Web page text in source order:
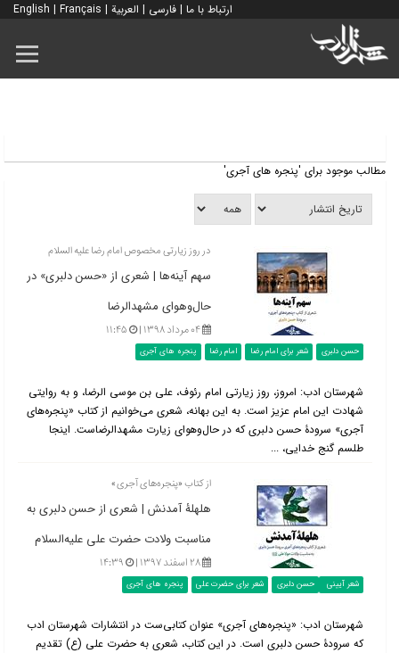
ارتباط با ما | فارسی | العربية |
English | Français
مطالب موجود برای 'پنجره های آجری'
در روز زیارتی مخصوص امام رضا علیه السلام
سهم آینه‌ها | شعری از «حسن دلبری» در
حال‌وهوای مشهدالرضا
۰۴ مرداد ۱۳۹۸ | ۱۱:۴۵
حسن دلبری شعر برای امام رضا امام رضا پنجره های آجری
شهرستان ادب: امروز، روز زیارتی امام رئوف، علی بن موسی الرضا، و به روایتی
شهادت این امام عزیز است. به این بهانه، شعری می‌خوانیم از کتاب «پنجره‌های
آجری» سرودۀ حسن دلبری که در حال‌وهوای زیارت مشهدالرضاست. اینجا
طلسم گنج خدایی، ...
از کتاب «پنجره‌های آجری»
هلهلۀ آمدنش | شعری از حسن دلبری به
مناسبت ولادت حضرت علی علیه‌السلام
۲۸ اسفند ۱۳۹۷ | ۱۴:۳۹
شعر آیینی حسن دلبری شعر برای حضرت علی پنجره های آجری
شهرستان ادب: «پنجره‌های آجری» عنوان کتابی‌ست در انتشارات شهرستان ادب
که سرودۀ حسن دلبری است. در این کتاب، شعری به حضرت علی (ع) تقدیم